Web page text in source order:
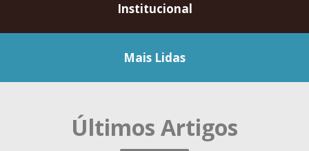
Institucional
Mais Lidas
Últimos Artigos